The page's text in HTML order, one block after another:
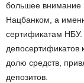
большее внимание
Нацбанком, а
сертификатам НБУ.
депосертификатов
долю средств,
депозитов.